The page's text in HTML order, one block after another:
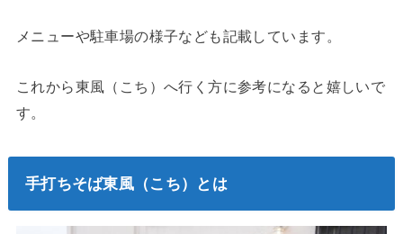
メニューや駐車場の様子なども記載しています。
これから東風（こち）へ行く方に参考になると嬉しいで
す。
手打ちそば東風（こち）とは